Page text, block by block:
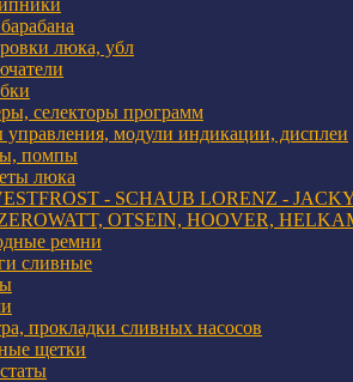
люка, убл
селекторы программ
управления, модули индикации, дисплеи
помпы
люка
- SCHAUB LORENZ -
OTSEIN, HOOVER,
ремни
сливные
прокладки сливных насосов
щетки